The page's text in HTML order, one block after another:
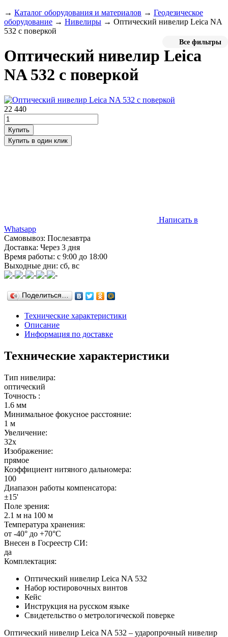
→ Каталог оборудования и материалов → Геодезическое
оборудование → Нивелиры → Оптический нивелир Leica NA
532 с поверкой
Все фильтры
Оптический нивелир Leica
NA 532 с поверкой
22 440
Написать в
Whatsapp
Самовывоз: Послезавтра
Доставка: Через 3 дня
Время работы: с 9:00 до 18:00
Выходные дни: сб, вс
Поделиться…
Технические характеристики
Описание
Информация по доставке
Технические характеристики
Тип нивелира:
оптический
Точность :
1.6 мм
Минимальное фокусное расстояние:
1 м
Увеличение:
32x
Изображение:
прямое
Коэффициент нитяного дальномера:
100
Диапазон работы компенсатора:
±15'
Поле зрения:
2.1 м на 100 м
Температура хранения:
от -40° до +70°С
Внесен в Госреестр СИ:
да
Комплектация:
Оптический нивелир Leica NA 532
Набор юстировочных винтов
Кейс
Инструкция на русском языке
Свидетельство о метрологической поверке
Оптический нивелир Leica NA 532 – ударопрочный нивелир